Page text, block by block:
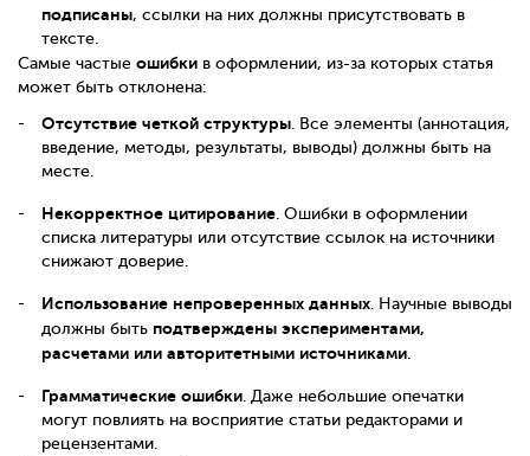
подписаны, ссылки на них должны присутствовать в
тексте.
Самые частые ошибки в оформлении, из-за которых статья
может быть отклонена:
Отсутствие четкой структуры . Все элементы (аннотация,
введение, методы, результаты, выводы) должны быть на
месте.
Некорректное цитирование . Ошибки в оформлении
списка литературы или отсутствие ссылок на источники
снижают доверие.
Использование непроверенных данных . Научные выводы
должны быть подтверждены экспериментами,
расчетами или авторитетными источниками
Грамматические ошибки . Даже небольшие опечатки
могут повлиять на восприятие статьи редакторами и
рецензентами.